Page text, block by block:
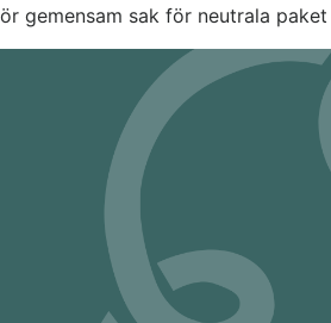
gemensam sak för neutrala